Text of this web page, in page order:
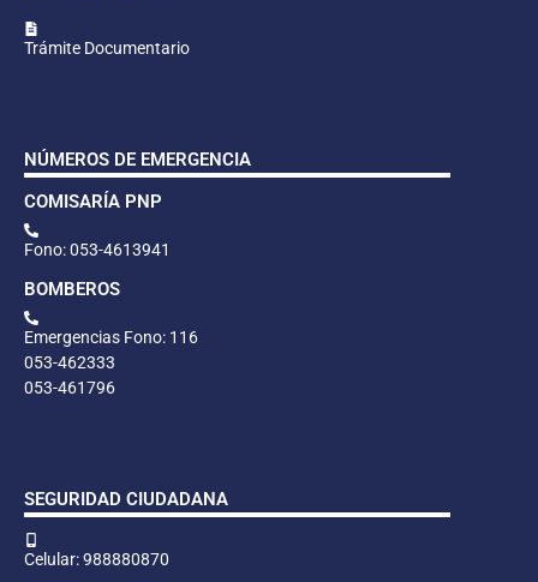
Trámite Documentario
NÚMEROS DE EMERGENCIA
COMISARÍA PNP
Fono: 053-4613941
BOMBEROS
Emergencias Fono: 116
053-462333
053-461796
SEGURIDAD CIUDADANA
Celular: 988880870